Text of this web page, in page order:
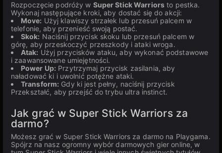
Rozpoczęcie podróży w Super Stick Warriors to pestka.
Wykonaj następujące kroki, aby dostać się do akcji:
Move: Użyj klawiszy strzałek lub przesuń palcem w
telefonie, aby przenieść swoją postać.
Skok: Naciśnij przycisk skoku lub przesuń palcem w
górę, aby przeskoczyć przeszkody i ataki wroga.
Atak: Użyj przycisków ataku, aby wykonać podstawowe
i zaawansowane umiejętności.
Power Up: Przytrzymaj przycisk zasilania, aby
naładować ki i uwolnić potężne ataki.
Transform: Gdy ki jest pełny, naciśnij przycisk
Przekształć, aby przejść do trybu ultra instinct.
Jak grać w Super Stick Warriors za
darmo?
Możesz grać w Super Stick Warriors za darmo na Playgama.
Spójrz na nasz ogromny wybór darmowych gier online, w